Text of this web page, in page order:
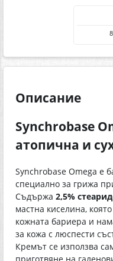
Описание
Synchrobase
атопична и
Synchrobase Omega е
специално за грижа
Съдържа 2,5%
мастна киселина,
кожната бариера и
за кожа с люспести
Кремът се използва